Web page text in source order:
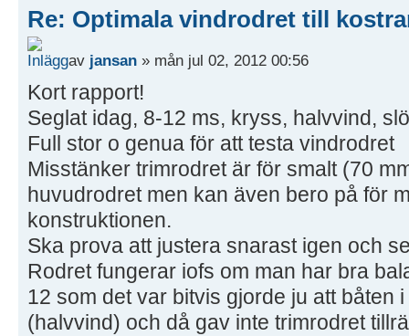
Re: Optimala vindrodret till
av jansan » mån jul 02, 2012 00:56
Kort rapport!
Seglat idag, 8-12 ms, kryss, halvvind,
Full stor o genua för att testa vindrodret
Misstänker trimrodret är för smalt (70
huvudrodret men kan även bero på för
konstruktionen.
Ska prova att justera snarast igen och
Rodret fungerar iofs om man har bra
12 som det var bitvis gjorde ju att båten
(halvvind) och då gav inte trimrodret